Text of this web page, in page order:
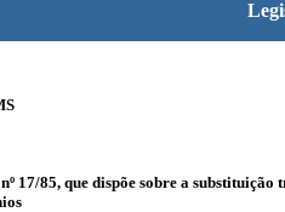
17/85, que dispõe sobre a